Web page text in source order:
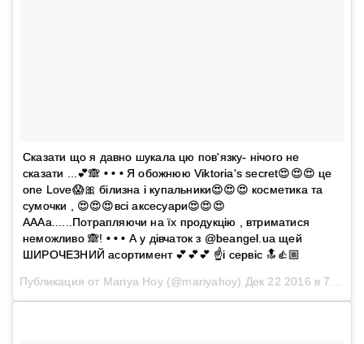
Сказати що я давно шукала цю пов'язку- нічого не
сказати ...💕🙈 • • • Я обожнюю Viktoria's secret😍😍😍 це
one Love😱🎀 білизна і купальники😍😍😍 косметика та
сумочки , 😍😍😍всі аксесуари😍😍😍
АААа......Потрапляючи на їх продукцію , втриматися
неможливо 🙈! • • • А у дівчаток з @beangel.ua щей
ШИРОЧЕЗНИЙ асортимент 💕💕💕 ☝і сервіс 🔝👍🏼
Публикация от Mariya Hoy (@mariyahoy) Дек 22 2016 в 7:08 PST